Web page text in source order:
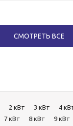
СМОТРЕТЬ ВСЕ
2 кВт 3 кВт 4
7 кВт 8 кВт 9 кВт